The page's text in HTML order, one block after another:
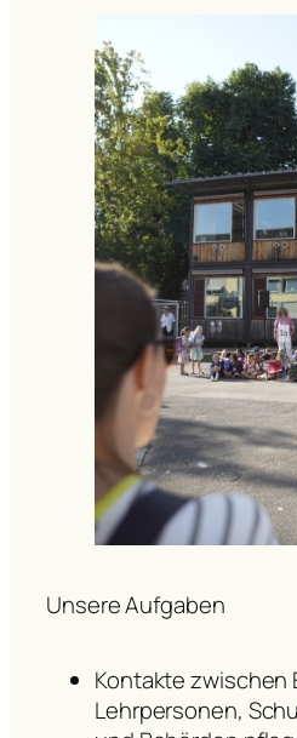
Unsere Aufgaben
Kontakte zwischen
Lehrpersonen,